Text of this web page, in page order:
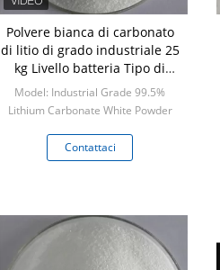
Polvere bianca di carbonato
di litio di grado industriale 25
kg Livello batteria Tipo di
confezione
Model: Industrial Grade 99.5%
Lithium Carbonate White Powder
Contattaci